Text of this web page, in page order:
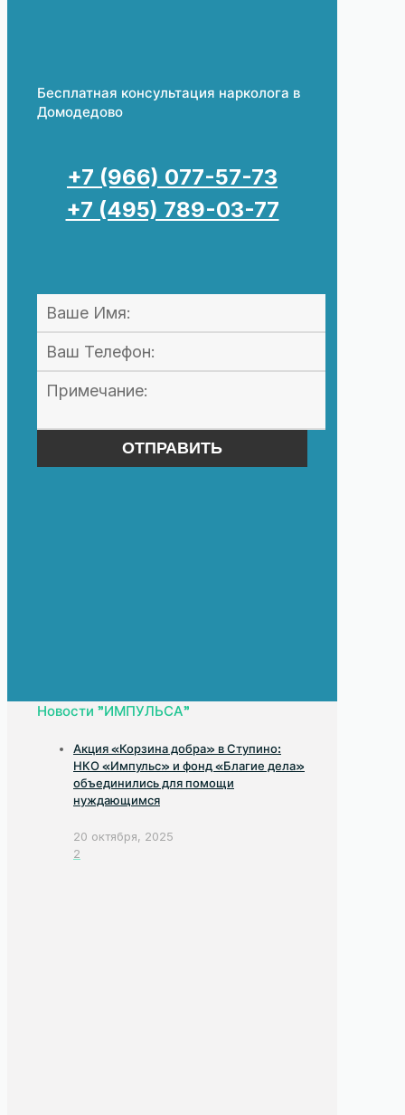
Бесплатная консультация нарколога в
Домодедово
+7 (966) 077-57-73
+7 (495) 789-03-77
Новости "ИМПУЛЬСА"
Акция «Корзина добра» в Ступино:
НКО «Импульс» и фонд «Благие дела»
объединились для помощи
нуждающимся
20 октября, 2025
2